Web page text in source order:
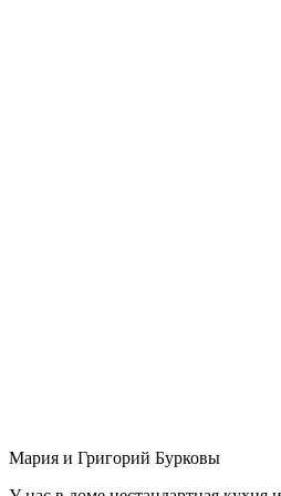
Мария и Григорий Бурковы